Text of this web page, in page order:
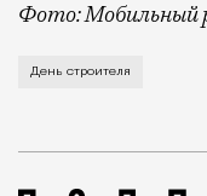
Фото: Мобильный
Это каска в
День строителя